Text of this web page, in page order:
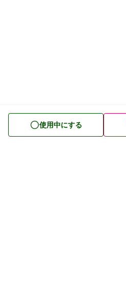
血糖値が気になる
使用中にする